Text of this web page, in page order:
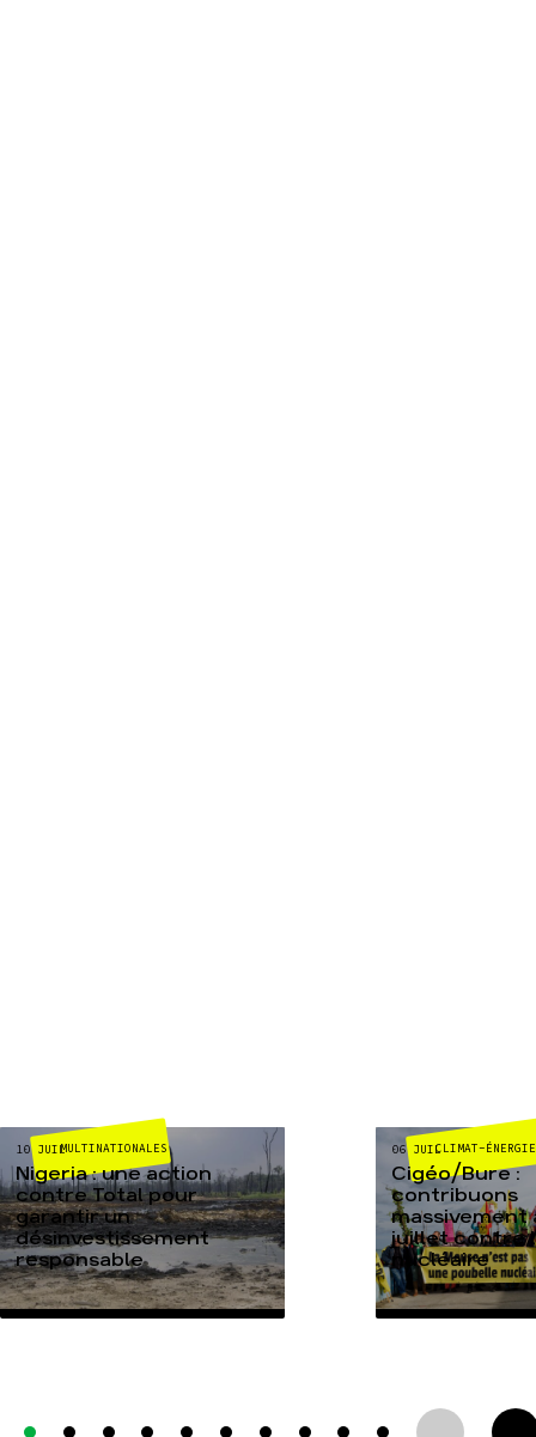
MULTINATIONALES
10 JUIL
Nigeria : une action
contre Total pour
garantir un
désinvestissement
responsable
CLIMAT-ÉNERGIE
06 JUIL
Cigéo/Bure :
contribuons
massivement
juillet contre
nucléaire